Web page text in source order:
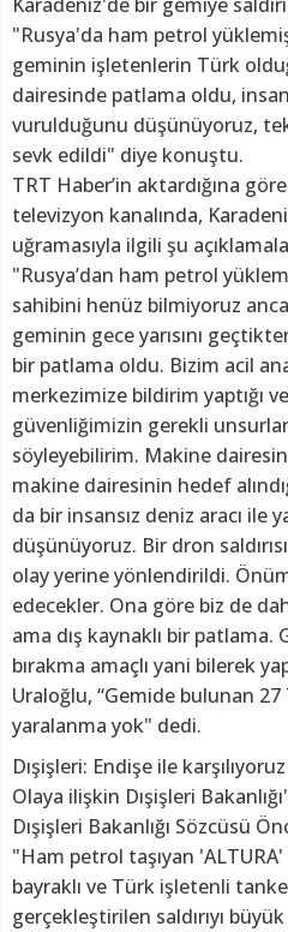
"Rusya'da ham petrol
geminin işletenlerin Türk
dairesinde patlama oldu,
vurulduğunu düşünüyoruz,
sevk edildi" diye konuştu.
TRT Haber’in aktardığına
televizyon kanalında,
uğramasıyla ilgili şu
"Rusya’dan ham petrol
sahibini henüz bilmiyoruz
geminin gece yarısını
bir patlama oldu. Bizim acil
merkezimize bildirim yaptığı
güvenliğimizin gerekli
söyleyebilirim. Makine
makine dairesinin hedef
da bir insansız deniz aracı ile
düşünüyoruz. Bir dron
olay yerine yönlendirildi.
edecekler. Ona göre biz de
ama dış kaynaklı bir patlama.
bırakma amaçlı yani bilerek
Uraloğlu, “Gemide bulunan
yaralanma yok" dedi.
Dışişleri: Endişe ile karşılıyoruz
Olaya ilişkin Dışişleri
Dışişleri Bakanlığı Sözcüsü
"Ham petrol taşıyan
bayraklı ve Türk işletenli
gerçekleştirilen saldırıyı